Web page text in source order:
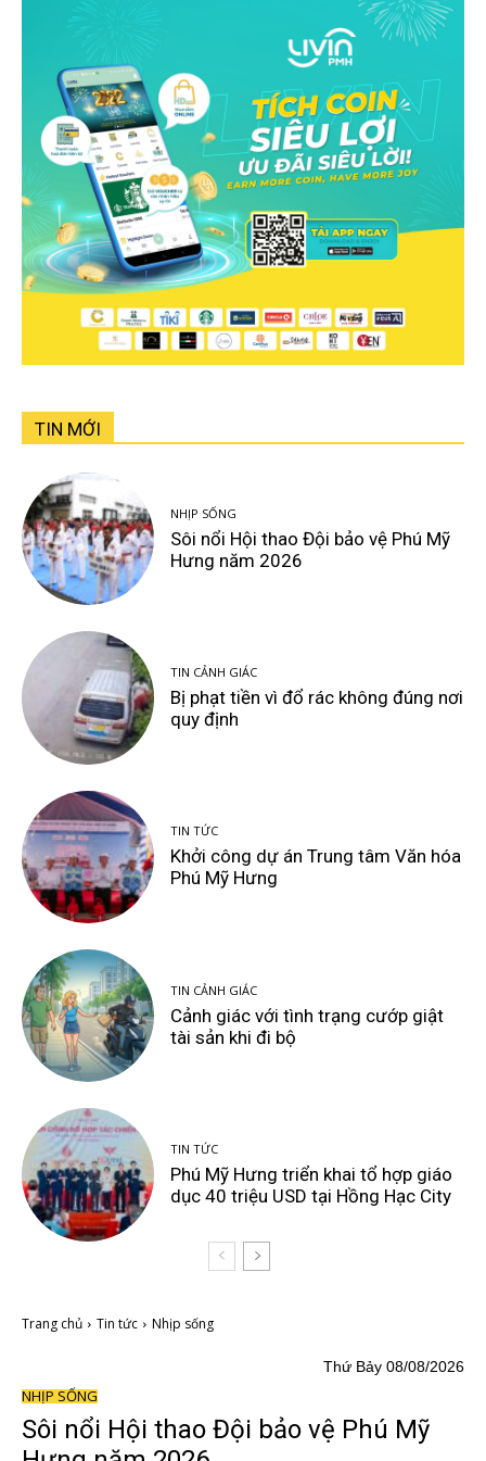
TIN MỚI
NHỊP SỐNG
Sôi nổi Hội thao Đội bảo vệ Phú Mỹ
Hưng năm 2026
TIN CẢNH GIÁC
Bị phạt tiền vì đổ rác không đúng nơi
quy định
TIN TỨC
Khởi công dự án Trung tâm Văn hóa
Phú Mỹ Hưng
TIN CẢNH GIÁC
Cảnh giác với tình trạng cướp giật
tài sản khi đi bộ
TIN TỨC
Phú Mỹ Hưng triển khai tổ hợp giáo
dục 40 triệu USD tại Hồng Hạc City